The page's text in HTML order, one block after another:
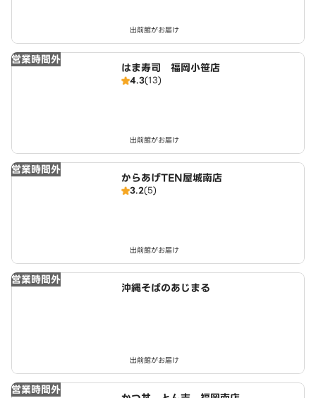
出前館がお届け
営業時間外
はま寿司 福岡小笹店
4.3(13)
出前館がお届け
営業時間外
からあげTEN屋城南店
3.2(5)
出前館がお届け
営業時間外
沖縄そばのあじまる
出前館がお届け
営業時間外